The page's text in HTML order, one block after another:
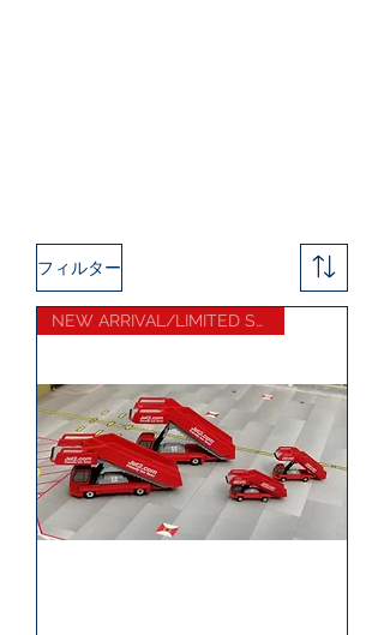
フィルター
NEW ARRIVAL/LIMITED STOCK